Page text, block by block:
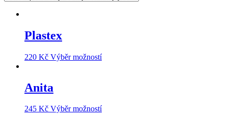
Plastex
220 Kč Výběr možností
Anita
245 Kč Výběr možností